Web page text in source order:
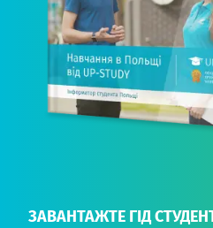
ЗАВАНТАЖТЕ ГІД